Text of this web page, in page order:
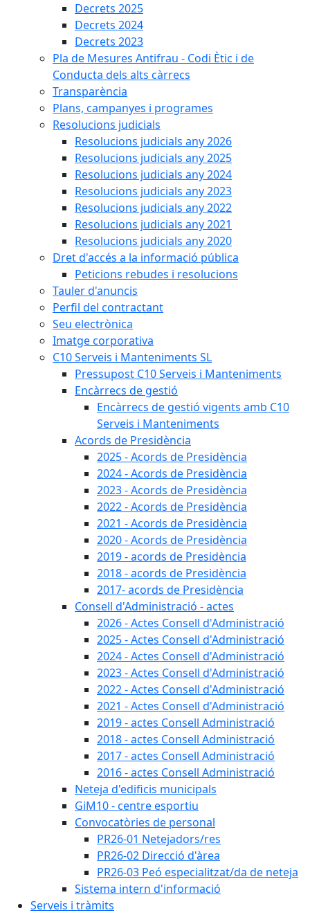
Decrets 2025
Decrets 2024
Decrets 2023
Pla de Mesures Antifrau - Codi Ètic i de
Conducta dels alts càrrecs
Transparència
Plans, campanyes i programes
Resolucions judicials
Resolucions judicials any 2026
Resolucions judicials any 2025
Resolucions judicials any 2024
Resolucions judicials any 2023
Resolucions judicials any 2022
Resolucions judicials any 2021
Resolucions judicials any 2020
Dret d'accés a la informació pública
Peticions rebudes i resolucions
Tauler d'anuncis
Perfil del contractant
Seu electrònica
Imatge corporativa
C10 Serveis i Manteniments SL
Pressupost C10 Serveis i Manteniments
Encàrrecs de gestió
Encàrrecs de gestió vigents amb C10
Serveis i Manteniments
Acords de Presidència
2025 - Acords de Presidència
2024 - Acords de Presidència
2023 - Acords de Presidència
2022 - Acords de Presidència
2021 - Acords de Presidència
2020 - Acords de Presidència
2019 - acords de Presidència
2018 - acords de Presidència
2017- acords de Presidència
Consell d'Administració - actes
2026 - Actes Consell d'Administració
2025 - Actes Consell d'Administració
2024 - Actes Consell d'Administració
2023 - Actes Consell d'Administració
2022 - Actes Consell d'Administració
2021 - Actes Consell d'Administració
2019 - actes Consell Administració
2018 - actes Consell Administració
2017 - actes Consell Administració
2016 - actes Consell Administració
Neteja d'edificis municipals
GiM10 - centre esportiu
Convocatòries de personal
PR26-01 Netejadors/res
PR26-02 Direcció d'àrea
PR26-03 Peó especialitzat/da de neteja
Sistema intern d'informació
Serveis i tràmits